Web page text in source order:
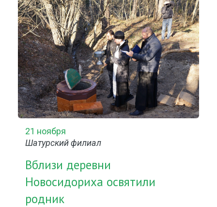
21 ноября
Шатурский филиал
Вблизи деревни
Новосидориха освятили
родник